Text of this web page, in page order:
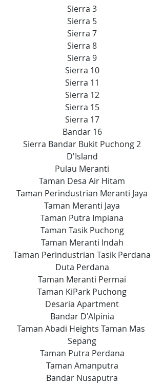
Sierra 3
Sierra 5
Sierra 7
Sierra 8
Sierra 9
Sierra 10
Sierra 11
Sierra 12
Sierra 15
Sierra 17
Bandar 16
Sierra Bandar Bukit Puchong 2
D'Island
Pulau Meranti
Taman Desa Air Hitam
Taman Perindustrian Meranti Jaya
Taman Meranti Jaya
Taman Putra Impiana
Taman Tasik Puchong
Taman Meranti Indah
Taman Perindustrian Tasik Perdana
Duta Perdana
Taman Meranti Permai
Taman KiPark Puchong
Desaria Apartment
Bandar D'Alpinia
Taman Abadi Heights Taman Mas
Sepang
Taman Putra Perdana
Taman Amanputra
Bandar Nusaputra